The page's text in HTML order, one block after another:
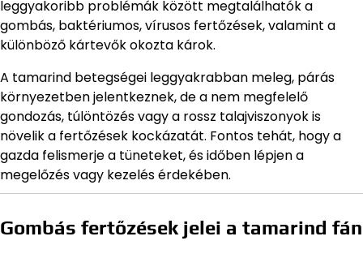
leggyakoribb problémák között megtalálhatók a
gombás, baktériumos, vírusos fertőzések, valamint a
különböző kártevők okozta károk.
A tamarind betegségei leggyakrabban meleg, párás
környezetben jelentkeznek, de a nem megfelelő
gondozás, túlöntözés vagy a rossz talajviszonyok is
növelik a fertőzések kockázatát. Fontos tehát, hogy a
gazda felismerje a tüneteket, és időben lépjen a
megelőzés vagy kezelés érdekében.
Gombás fertőzések jelei a tamarind fán